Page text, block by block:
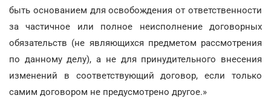
быть основанием для освобождения от ответственности
за частичное или полное неисполнение договорных
обязательств (не являющихся предметом рассмотрения
по данному делу), а не для принудительного внесения
изменений в соответствующий договор, если только
самим договором не предусмотрено другое.»